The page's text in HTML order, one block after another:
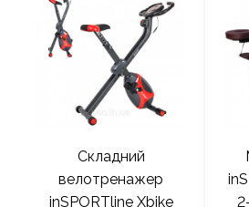
Складний
велотренажер
inSPORTline Xbike